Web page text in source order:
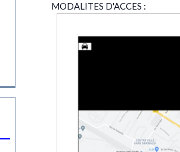
MODALITES D'ACCES :